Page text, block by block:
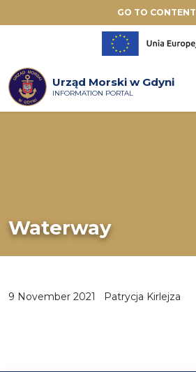
GO TO CONTENT
Urząd Morski w Gdyni
INFORMATION PORTAL
Waterway
9 November 2021 Patrycja Kirlejza